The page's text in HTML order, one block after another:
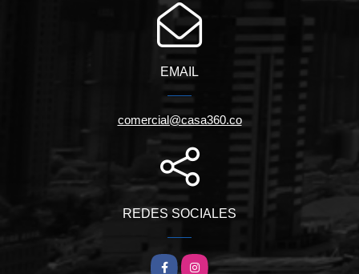
EMAIL
comercial@casa360.co
REDES SOCIALES
FacebookInstagram